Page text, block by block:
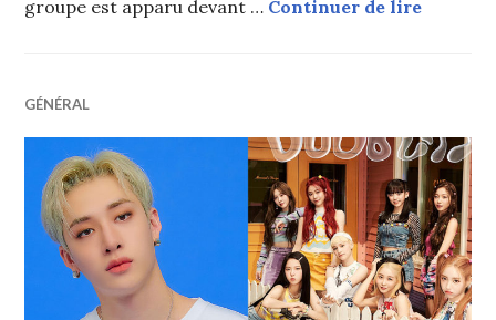
groupe est apparu devant … Continuer de lireBang
GÉNÉRAL